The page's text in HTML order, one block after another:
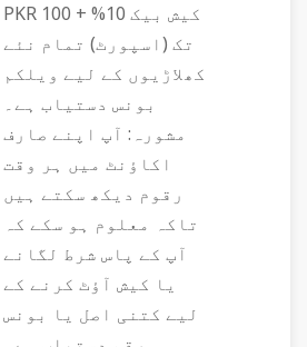
PKR 100 + %10 کیش بیک
تک (اسپورٹ) تمام نئے
کھلاڑیوں کے لیے ویلکم
بونس دستیاب ہے۔
مشورہ: آپ اپنے صارف
اکاؤنٹ میں ہر وقت
رقوم دیکھ سکتے ہیں
تاکہ معلوم ہو سکے کہ
آپ کے پاس شرط لگانے
یا کیش آؤٹ کرنے کے
لیے کتنی اصل یا بونس